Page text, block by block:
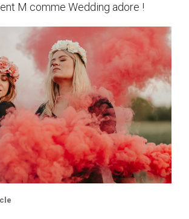
M comme Wedding adore !